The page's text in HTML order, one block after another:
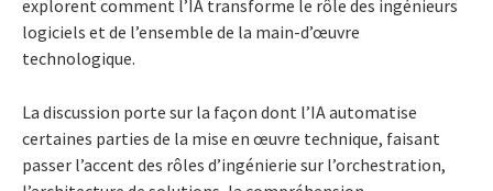
explorent comment l’IA transforme le rôle des ingénieurs
logiciels et de l’ensemble de la main-d’œuvre
technologique.
La discussion porte sur la façon dont l’IA automatise
certaines parties de la mise en œuvre technique, faisant
passer l’accent des rôles d’ingénierie sur l’orchestration,